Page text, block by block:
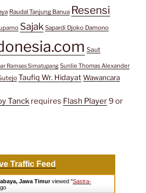
Raudal Tanjung Banua Resensi
Sajak Sapardi Djoko Damono
Saut
Ramses Simatupang Sunlie Thomas Alexander
Taufiq Wr. Hidayat Wawancara
Tanck requires Flash Player9 or
Traffic Feed
Jawa Timurviewed "Sastra-